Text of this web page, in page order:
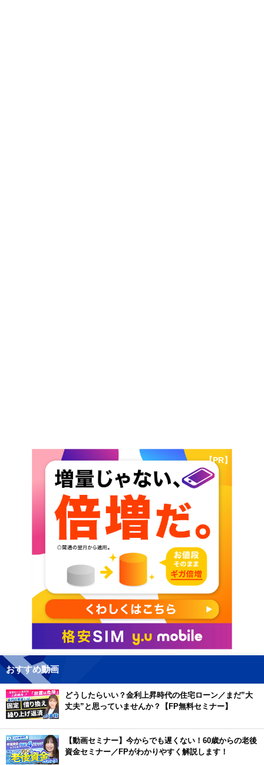
【PR】
おすすめ動画
どうしたらいい？金利上昇時代の住宅ローン／まだ”大
丈夫”と思っていませんか？【FP無料セミナー】
【動画セミナー】今からでも遅くない！60歳からの老後
資金セミナー／FPがわかりやすく解説します！